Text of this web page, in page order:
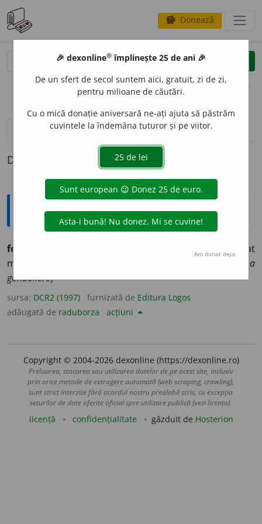
savings Donează
clear
opțiuni
definiții (1)
Definiția cu ID-ul 556816:
Explicative DEX
fem
1974 Femeie care a îmbrățișat
meseria de gondolier
donna
gondoliere)
sursa: DCR2 (1997) furnizată de Editura Logos
adăugată de raduborza acțiuni
Copyright © 2004-2026 dexonline (https://dexonline.ro)
Preluarea, stocarea sau utilizarea datelor de pe acest site, inclusiv
prin orice metode de extragere automată (web scraping, crawling),
sunt strict interzise fără acordul nostru prealabil scris, cu excepția
seturilor de date oferite oficial spre utilizare publică (vezi licența).
licență confidențialitate găzduit de Hosterion
🎉 dexonline® împlinește 25 de ani 🎉
De un sfert de secol suntem aici, gratuit, zi de zi,
pentru milioane de căutări.
Cu o mică donație aniversară ne-ați ajuta să păstrăm
cuvintele la îndemâna tuturor și pe viitor.
Am donat deja.